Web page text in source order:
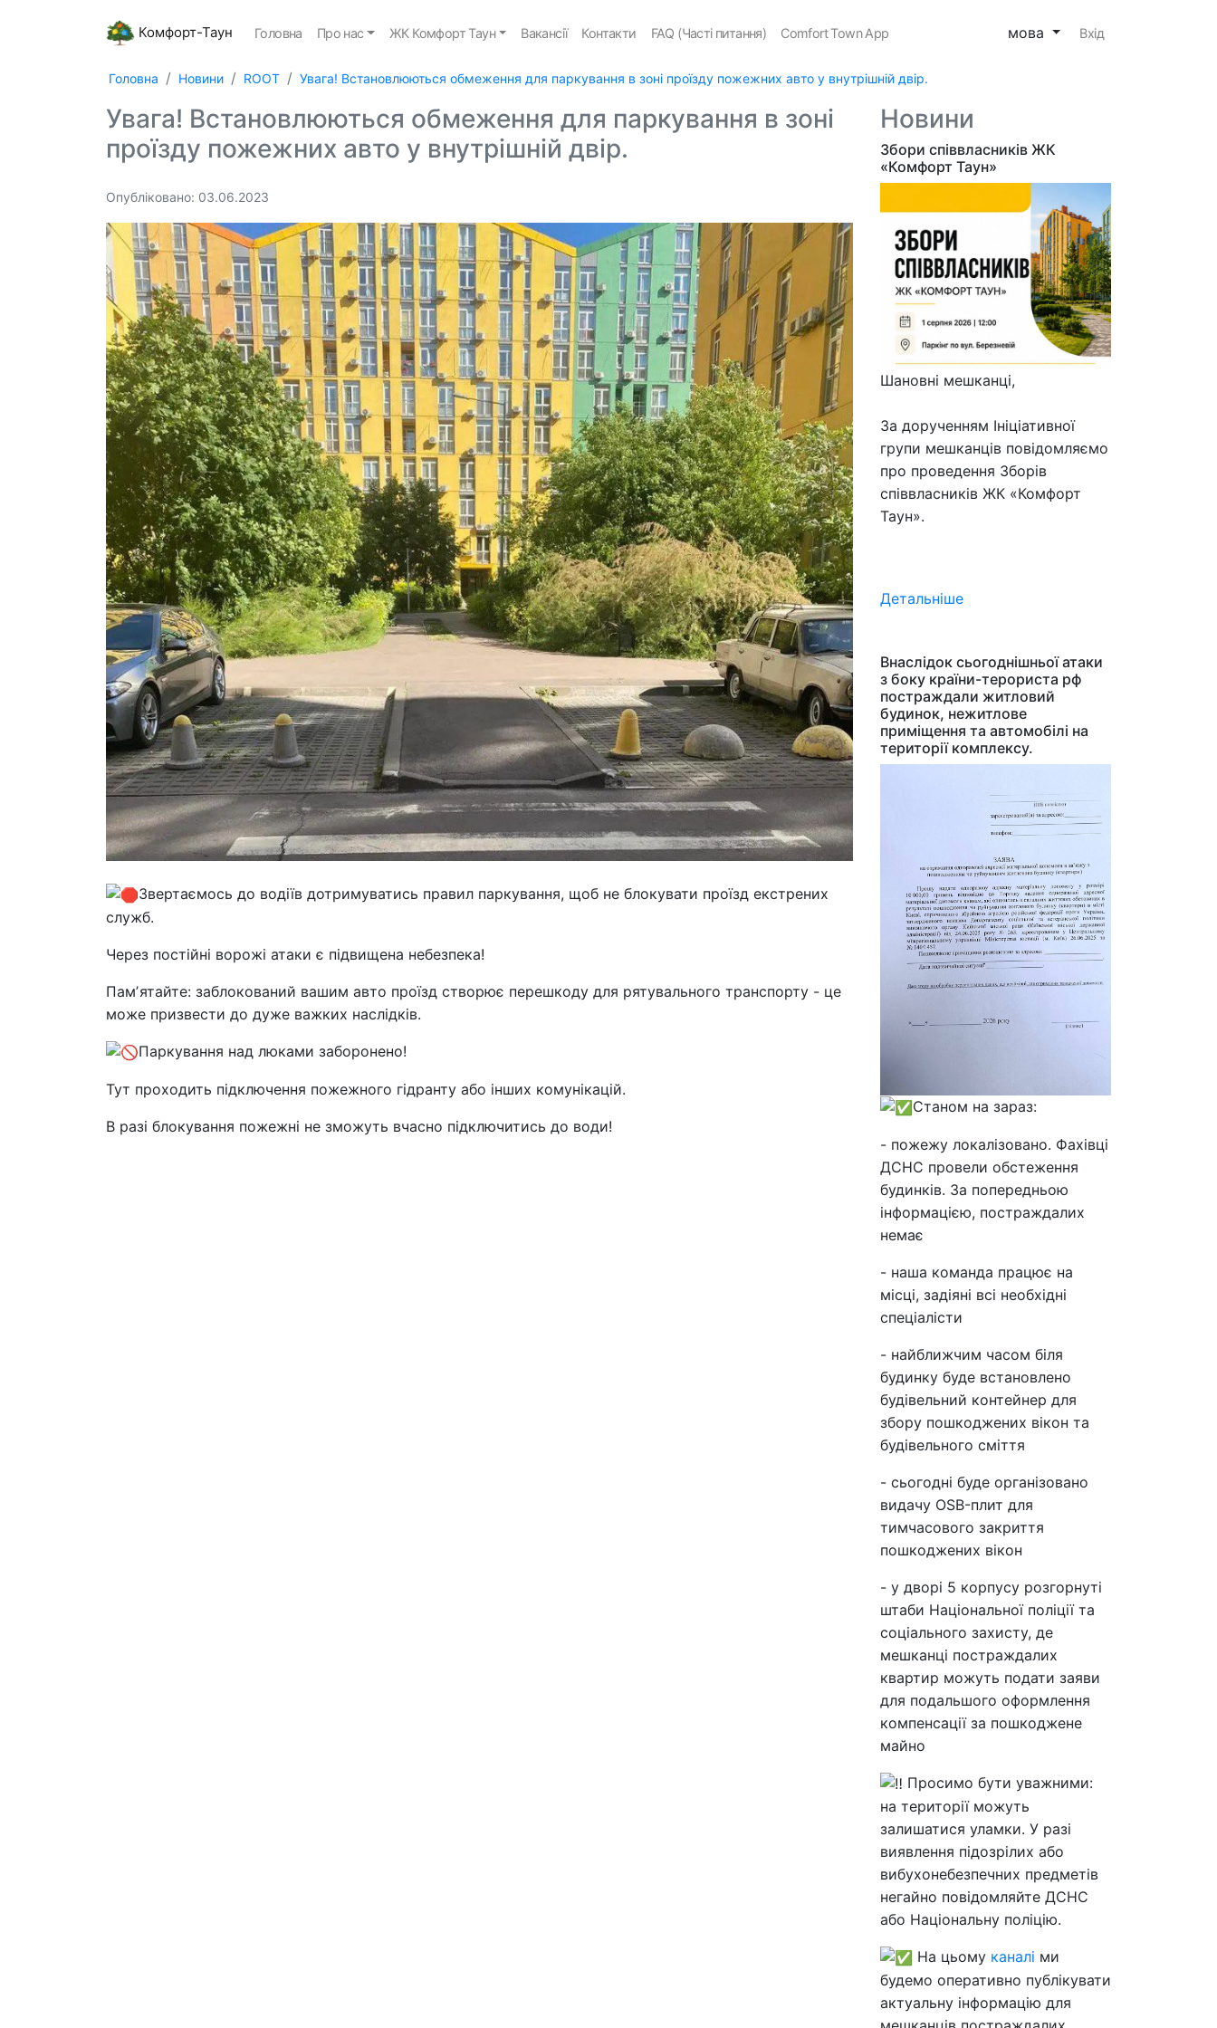
Комфорт-Таун Головна Про нас ЖК Комфорт Таун Вакансії Контакти FAQ (Часті питання) Comfort Town App мова Вхід
Головна Новини ROOT Увага! Встановлюються обмеження для паркування в зоні проїзду пожежних авто у внутрішній двір.
Увага! Встановлюються обмеження для паркування в зоні
проїзду пожежних авто у внутрішній двір.
Опубліковано: 03.06.2023
Звертаємось до водіїв дотримуватись правил паркування, щоб не блокувати проїзд екстрених
служб.
Через постійні ворожі атаки є підвищена небезпека!
Памʼятайте: заблокований вашим авто проїзд створює перешкоду для рятувального транспорту - це
може призвести до дуже важких наслідків.
Паркування над люками заборонено!
Тут проходить підключення пожежного гідранту або інших комунікацій.
В разі блокування пожежні не зможуть вчасно підключитись до води!
Новини
Збори співвласників ЖК
«Комфорт Таун»
Шановні мешканці,
За дорученням Ініціативної
групи мешканців повідомляємо
про проведення Зборів
співвласників ЖК «Комфорт
Таун».
Детальніше
Внаслідок сьогоднішньої атаки
з боку країни-терориста рф
постраждали житловий
будинок, нежитлове
приміщення та автомобілі на
території комплексу.
Станом на зараз:
- пожежу локалізовано. Фахівці
ДСНС провели обстеження
будинків. За попередньою
інформацією, постраждалих
немає
- наша команда працює на
місці, задіяні всі необхідні
спеціалісти
- найближчим часом біля
будинку буде встановлено
будівельний контейнер для
збору пошкоджених вікон та
будівельного сміття
- сьогодні буде організовано
видачу OSB-плит для
тимчасового закриття
пошкоджених вікон
- у дворі 5 корпусу розгорнуті
штаби Національної поліції та
соціального захисту, де
мешканці постраждалих
квартир можуть подати заяви
для подальшого оформлення
компенсації за пошкоджене
майно
Просимо бути уважними:
на території можуть
залишатися уламки. У разі
виявлення підозрілих або
вибухонебезпечних предметів
негайно повідомляйте ДСНС
або Національну поліцію.
На цьому каналі ми
будемо оперативно публікувати
актуальну інформацію для